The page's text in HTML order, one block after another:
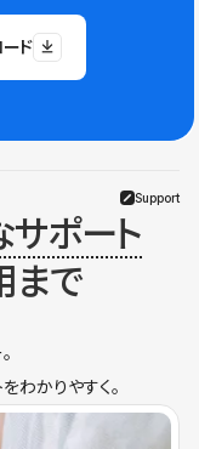
ド
Support
ポート
まで
わかりやすく。